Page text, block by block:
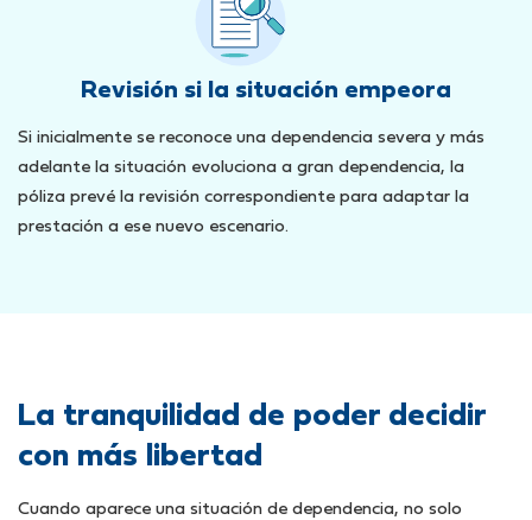
Revisión si la situación empeora
Si inicialmente se reconoce una dependencia severa y más
adelante la situación evoluciona a gran dependencia, la
póliza prevé la revisión correspondiente para adaptar la
prestación a ese nuevo escenario.
La tranquilidad de poder decidir
con más libertad
Cuando aparece una situación de dependencia, no solo